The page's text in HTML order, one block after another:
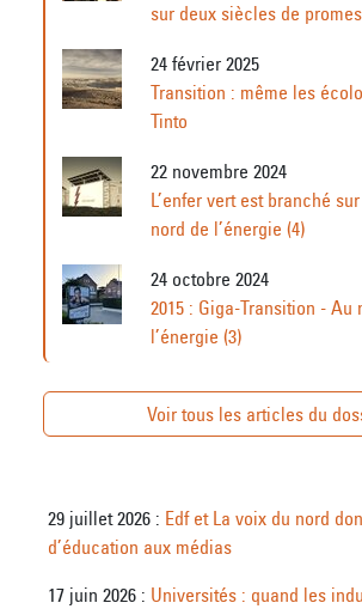
sur deux siècles de
24 février 2025
Transition : même les
Tinto
22 novembre 2024
L’enfer vert est branché
nord de l’énergie (4)
24 octobre 2024
2015 : Giga-Transition - Au
l’énergie (3)
Voir tous les articles du
29 juillet 2026 : Edf et La voix du nord
d’éducation aux médias
17 juin 2026 : Universités : quand les